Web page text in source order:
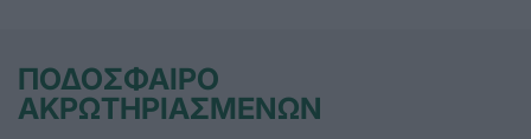
ΠΟΔΟΣΦΑΙΡΟ
ΑΚΡΩΤΗΡΙΑΣΜΕΝΩΝ